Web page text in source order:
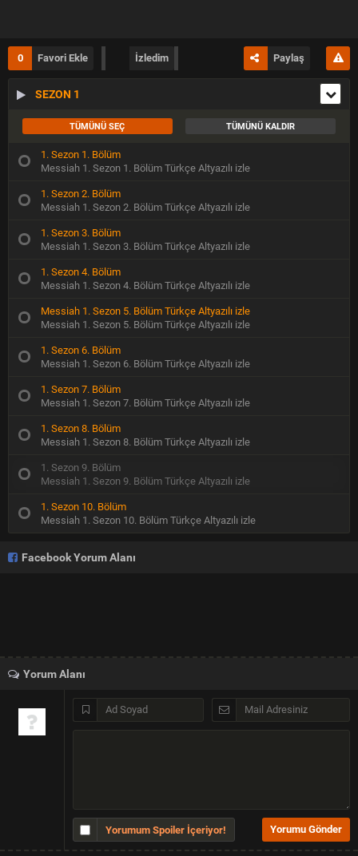
0 Favori Ekle İzledim Paylaş
SEZON 1
TÜMÜNÜ SEÇ TÜMÜNÜ KALDIR
1. Sezon 1. Bölüm
Messiah 1. Sezon 1. Bölüm Türkçe Altyazılı izle
1. Sezon 2. Bölüm
Messiah 1. Sezon 2. Bölüm Türkçe Altyazılı izle
1. Sezon 3. Bölüm
Messiah 1. Sezon 3. Bölüm Türkçe Altyazılı izle
1. Sezon 4. Bölüm
Messiah 1. Sezon 4. Bölüm Türkçe Altyazılı izle
Messiah 1. Sezon 5. Bölüm Türkçe Altyazılı izle
Messiah 1. Sezon 5. Bölüm Türkçe Altyazılı izle
1. Sezon 6. Bölüm
Messiah 1. Sezon 6. Bölüm Türkçe Altyazılı izle
1. Sezon 7. Bölüm
Messiah 1. Sezon 7. Bölüm Türkçe Altyazılı izle
1. Sezon 8. Bölüm
Messiah 1. Sezon 8. Bölüm Türkçe Altyazılı izle
1. Sezon 9. Bölüm
Messiah 1. Sezon 9. Bölüm Türkçe Altyazılı izle
1. Sezon 10. Bölüm
Messiah 1. Sezon 10. Bölüm Türkçe Altyazılı izle
Facebook Yorum Alanı
Yorum Alanı
Yorumum Spoiler İçeriyor!